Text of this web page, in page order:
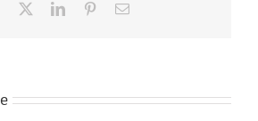
Facebook LinkedInPinterest
E-